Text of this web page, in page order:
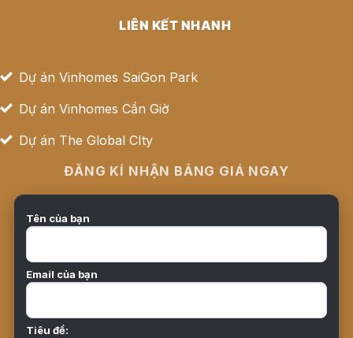
LIÊN KẾT NHANH
Dự án Vinhomes SaiGon Park
Dự án Vinhomes Cần Giờ
Dự án The Global CIty
ĐĂNG KÍ NHẬN BẢNG GIÁ NGAY
Tên của bạn
Email của bạn
Tiêu đề: